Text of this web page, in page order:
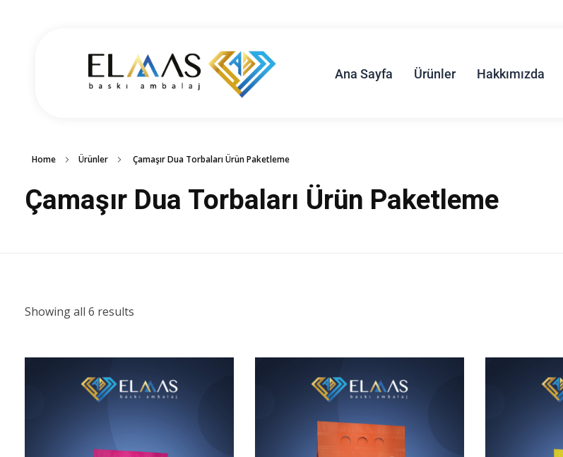
Ana Sayfa Ürünler Hakkımızda
Home Ürünler Çamaşır Dua Torbaları Ürün Paketleme
Çamaşır Dua Torbaları Ürün Paketleme
Showing all 6 results